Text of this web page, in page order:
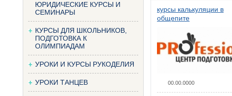
ЮРИДИЧЕСКИЕ КУРСЫ И
СЕМИНАРЫ
КУРСЫ ДЛЯ ШКОЛЬНИКОВ,
ПОДГОТОВКА К
ОЛИМПИАДАМ
УРОКИ И КУРСЫ РУКОДЕЛИЯ
УРОКИ ТАНЦЕВ
курсы калькуляции в
общепите
00.00.0000